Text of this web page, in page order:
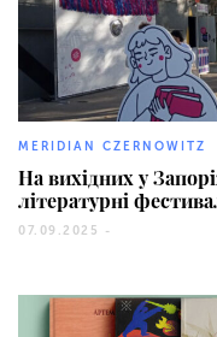
MERIDIAN CZERNOWITZ
На вихідних у
літературні
07.09.2025 -